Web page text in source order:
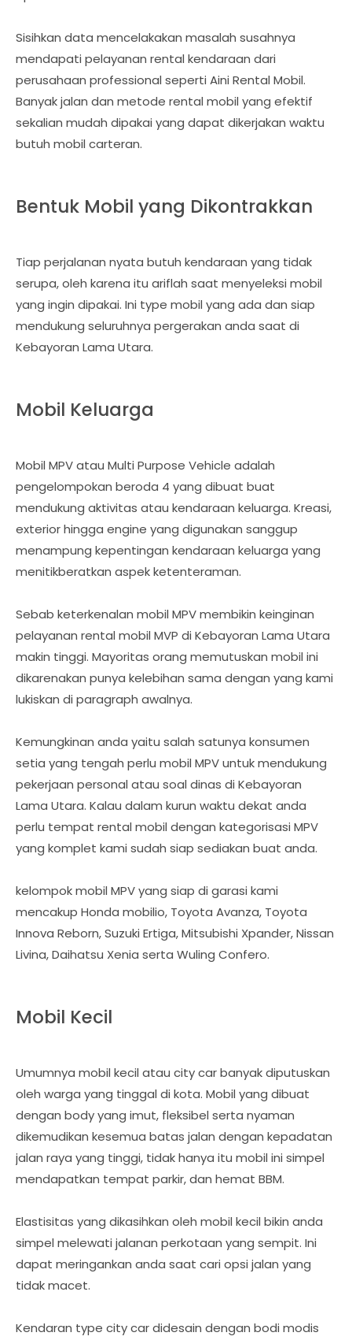
Sisihkan data mencelakakan masalah susahnya
mendapati pelayanan rental kendaraan dari
perusahaan professional seperti Aini Rental Mobil.
Banyak jalan dan metode rental mobil yang efektif
sekalian mudah dipakai yang dapat dikerjakan waktu
butuh mobil carteran.
Bentuk Mobil yang Dikontrakkan
Tiap perjalanan nyata butuh kendaraan yang tidak
serupa, oleh karena itu ariflah saat menyeleksi mobil
yang ingin dipakai. Ini type mobil yang ada dan siap
mendukung seluruhnya pergerakan anda saat di
Kebayoran Lama Utara.
Mobil Keluarga
Mobil MPV atau Multi Purpose Vehicle adalah
pengelompokan beroda 4 yang dibuat buat
mendukung aktivitas atau kendaraan keluarga. Kreasi,
exterior hingga engine yang digunakan sanggup
menampung kepentingan kendaraan keluarga yang
menitikberatkan aspek ketenteraman.
Sebab keterkenalan mobil MPV membikin keinginan
pelayanan rental mobil MVP di Kebayoran Lama Utara
makin tinggi. Mayoritas orang memutuskan mobil ini
dikarenakan punya kelebihan sama dengan yang kami
lukiskan di paragraph awalnya.
Kemungkinan anda yaitu salah satunya konsumen
setia yang tengah perlu mobil MPV untuk mendukung
pekerjaan personal atau soal dinas di Kebayoran
Lama Utara. Kalau dalam kurun waktu dekat anda
perlu tempat rental mobil dengan kategorisasi MPV
yang komplet kami sudah siap sediakan buat anda.
kelompok mobil MPV yang siap di garasi kami
mencakup Honda mobilio, Toyota Avanza, Toyota
Innova Reborn, Suzuki Ertiga, Mitsubishi Xpander, Nissan
Livina, Daihatsu Xenia serta Wuling Confero.
Mobil Kecil
Umumnya mobil kecil atau city car banyak diputuskan
oleh warga yang tinggal di kota. Mobil yang dibuat
dengan body yang imut, fleksibel serta nyaman
dikemudikan kesemua batas jalan dengan kepadatan
jalan raya yang tinggi, tidak hanya itu mobil ini simpel
mendapatkan tempat parkir, dan hemat BBM.
Elastisitas yang dikasihkan oleh mobil kecil bikin anda
simpel melewati jalanan perkotaan yang sempit. Ini
dapat meringankan anda saat cari opsi jalan yang
tidak macet.
Kendaran type city car didesain dengan bodi modis